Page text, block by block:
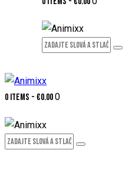
0 items - €0.000